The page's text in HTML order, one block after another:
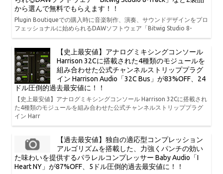
から選んで無料でもらえます！！
Plugin Boutiqueでの購入時に音楽制作、演奏、サウンドデザインをプロ
フェッショナルに始められるDAWソフトウェア「Bitwig Studio 8-
【史上最安値】アナログミキシングコンソール
Harrison 32Cに搭載された4種類のモジュールを
組み合わせた公式チャンネルストリッププラグ
イン Harrison Audio「32C Bus」が83%OFF、24
ドル圧倒的過去最安値に！！
【史上最安値】アナログミキシングコンソール Harrison 32Cに搭載され
た4種類のモジュールを組み合わせた公式チャンネルストリッププラグ
イン Harr
【過去最安値】独自の適応型コンプレッション
アルゴリズムを搭載した、力強くパンチの効い
た味わいを提供するパラレルコンプレッサー Baby Audio「I
Heart NY」が87%OFF、5ドル圧倒的過去最安値に！！